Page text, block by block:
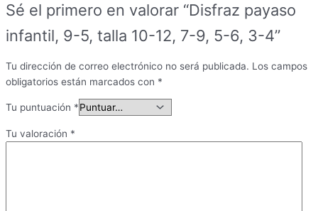
Sé el primero en valorar “Disfraz payaso
infantil, 9-5, talla 10-12, 7-9, 5-6, 3-4”
Tu dirección de correo electrónico no será publicada. Los campos
obligatorios están marcados con *
Tu puntuación *
Tu valoración *